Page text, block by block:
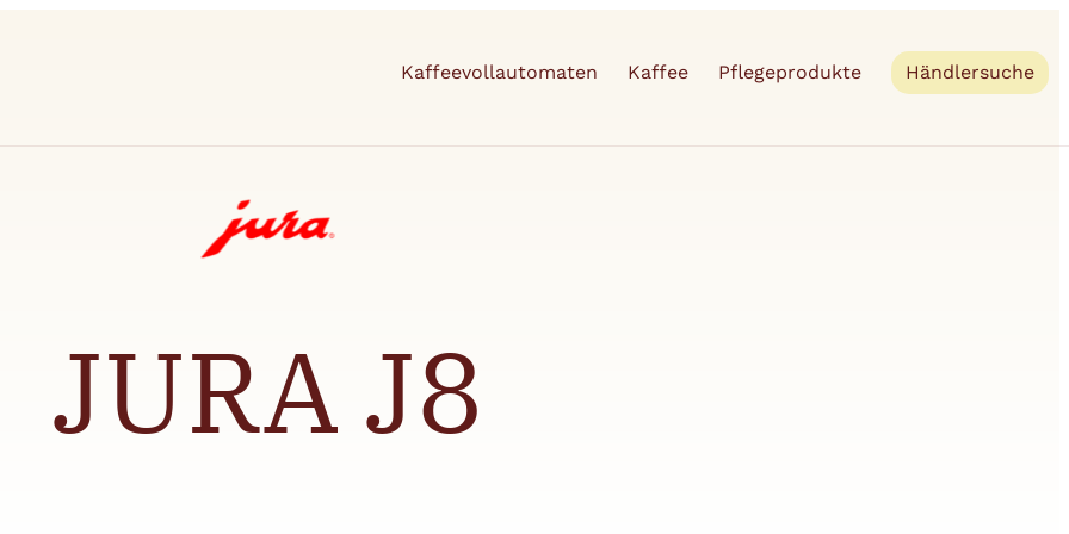
Kaffeevollautomaten Kaffee Pflegeprodukte Händlersuche
JURA J8